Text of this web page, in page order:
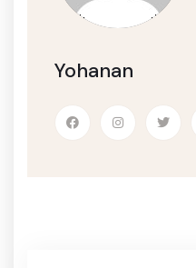
Yohanan